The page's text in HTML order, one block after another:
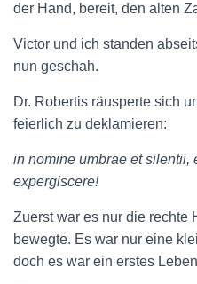
der Hand, bereit, den alten
Victor und ich standen
nun geschah.
Dr. Robertis räusperte sich
feierlich zu deklamieren:
in nomine umbrae et silentii,
expergiscere!
Zuerst war es nur die rechte
bewegte. Es war nur eine
doch es war ein erstes